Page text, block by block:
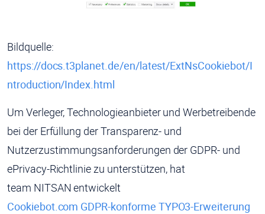
Bildquelle:
https://docs.t3planet.de/en/latest/ExtNsCookiebot/I
ntroduction/Index.html
Um Verleger, Technologieanbieter und Werbetreibende
bei der Erfüllung der Transparenz- und
Nutzerzustimmungsanforderungen der GDPR- und
ePrivacy-Richtlinie zu unterstützen, hat
team NITSAN entwickelt
Cookiebot.com GDPR-konforme TYPO3-Erweiterung